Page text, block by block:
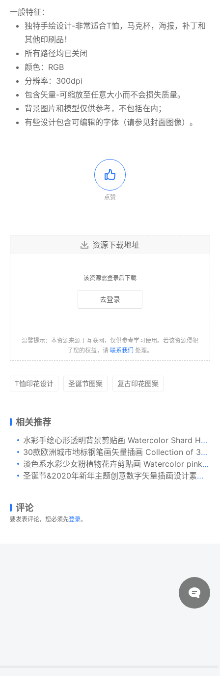
一般特征：
独特手绘设计-非常适合T恤，马克杯，海报，补丁和
其他印刷品！
所有路径均已关闭
颜色：RGB
分辨率：300dpi
包含矢量-可缩放至任意大小而不会损失质量。
背景图片和模型仅供参考，不包括在内；
有些设计包含可编辑的字体（请参见封面图像）。
点赞
资源下载地址
该资源需登录后下载
去登录
温馨提示：本资源来源于互联网，仅供参考学习使用。若该资源侵犯
了您的权益，请 联系我们 处理。
T恤印花设计 圣诞节图案 复古印花图案
相关推荐
水彩手绘心形透明背景剪贴画 Watercolor Shard Hearts
30款欧洲城市地标钢笔画矢量插画 Collection of 30 European cities
淡色系水彩少女粉植物花卉剪贴画 Watercolor pink silk flowers
圣诞节&2020年新年主题创意数字矢量插画设计素材v4 New Year 2020 Business Greeting Card
评论
要发表评论，您必须先登录。